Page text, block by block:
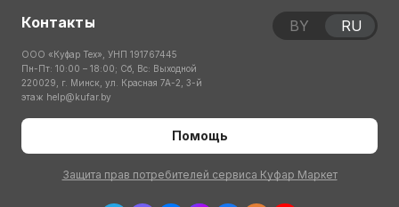
Контакты
ООО «Куфар Тех», УНП 191767445
Пн-Пт: 10:00 – 18:00; Сб, Вс: Выходной
220029, г. Минск, ул. Красная 7А-2, 3-й
этаж help@kufar.by
Помощь
Защита прав потребителей сервиса Куфар Маркет
BY RU